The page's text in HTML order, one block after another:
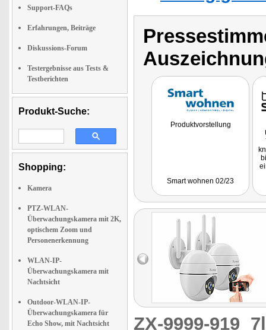
Support-FAQs
Erfahrungen, Beiträge
Diskussions-Forum
Testergebnisse aus Tests &
Testberichten
Produkt-Suche:
Shopping:
Kamera
PTZ-WLAN-
Überwachungskamera mit 2K,
optischem Zoom und
Personenerkennung
WLAN-IP-
Überwachungskamera mit
Nachtsicht
Outdoor-WLAN-IP-
Überwachungskamera für
Echo Show, mit Nachtsicht
Produktvorstellung
Smart wohnen 02/23
ZX-9999-919